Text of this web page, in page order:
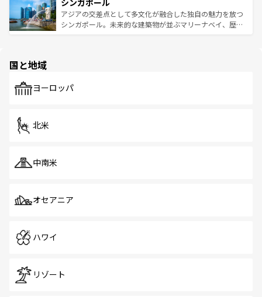
激する。気候は一年中温暖で、どの季節にも異なる楽しみ
が待っている。親しみやすいタイの人々、仏教を中心とし
た文化、そして多様な観光資源が、訪れる旅人を魅了し続
み、どこを訪れても感動するはず。観光スポットが密集し
ており、効率よく見どころを回れるのも魅力。息をのむよ
うな絶景から文化的な体験まで、香港を存分に楽しみ尽く
シンガポール
アジアの交差点として多文化が融合した独自の魅力を放つ
シンガポール。未来的な建築物が並ぶマリーナベイ、歴史
で、ホーカーズは地元の風情を楽しめる外せないスポット
国と地域
ヨーロッパ
北米
中南米
オセアニア
ハワイ
リゾート